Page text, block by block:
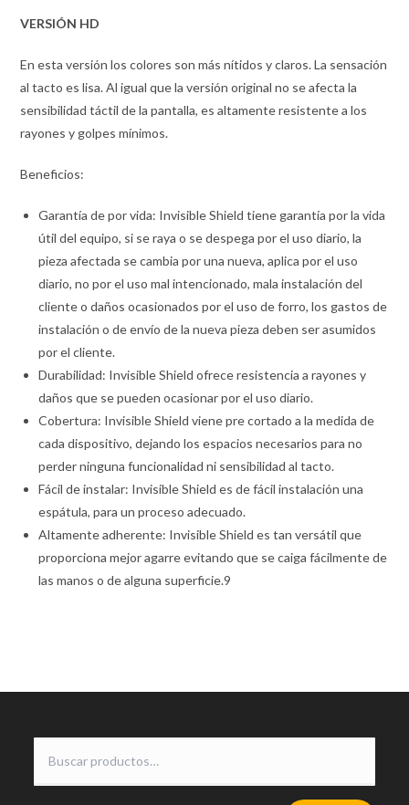
VERSIÓN HD
En esta versión los colores son más nítidos y claros. La sensación
al tacto es lisa. Al igual que la versión original no se afecta la
sensibilidad táctil de la pantalla, es altamente resistente a los
rayones y golpes mínimos.
Beneficios:
Garantía de por vida: Invisible Shield tiene garantía por la vida
útil del equipo, si se raya o se despega por el uso diario, la
pieza afectada se cambia por una nueva, aplica por el uso
diario, no por el uso mal intencionado, mala instalación del
cliente o daños ocasionados por el uso de forro, los gastos de
instalación o de envío de la nueva pieza deben ser asumidos
por el cliente.
Durabilidad: Invisible Shield ofrece resistencia a rayones y
daños que se pueden ocasionar por el uso diario.
Cobertura: Invisible Shield viene pre cortado a la medida de
cada dispositivo, dejando los espacios necesarios para no
perder ninguna funcionalidad ni sensibilidad al tacto.
Fácil de instalar: Invisible Shield es de fácil instalación una
espátula, para un proceso adecuado.
Altamente adherente: Invisible Shield es tan versátil que
proporciona mejor agarre evitando que se caiga fácilmente de
las manos o de alguna superficie.9